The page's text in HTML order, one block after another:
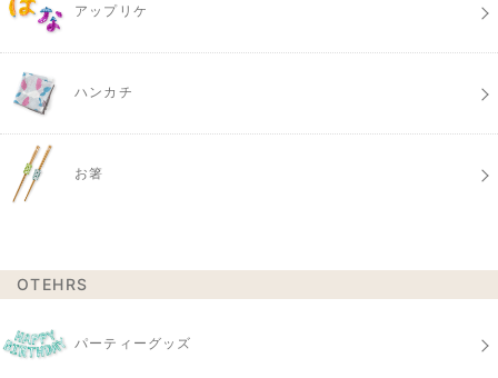
アップリケ
ハンカチ
お箸
OTEHRS
パーティーグッズ